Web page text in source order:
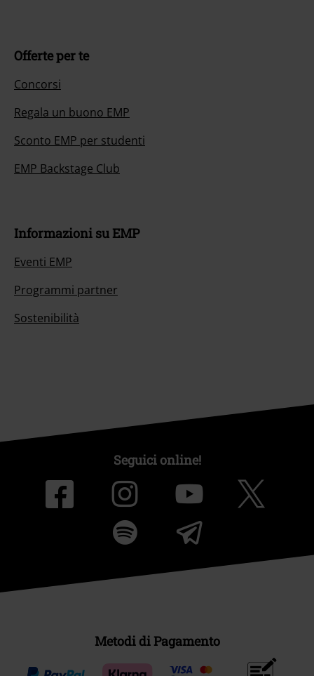
Offerte per te
Concorsi
Regala un buono EMP
Sconto EMP per studenti
EMP Backstage Club
Informazioni su EMP
Eventi EMP
Programmi partner
Sostenibilità
Seguici online!
Metodi di Pagamento